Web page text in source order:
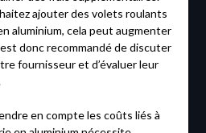
ajouter des volets roulants
aluminium, cela peut augmenter
donc recommandé de discuter
fournisseur et d’évaluer leur
en compte les coûts liés à